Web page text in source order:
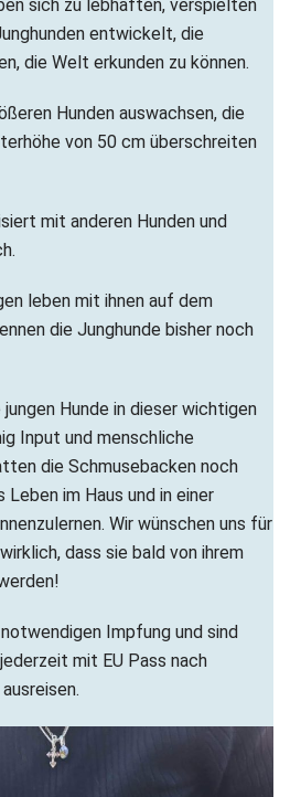
sich zu lebhaften, verspielten
entwickelt, die
die Welt erkunden zu können.
Hunden auswachsen, die
von 50 cm überschreiten
mit anderen Hunden und
leben mit ihnen auf dem
die Junghunde bisher noch
Hunde in dieser wichtigen
Input und menschliche
die Schmusebacken noch
im Haus und in einer
Wir wünschen uns für
dass sie bald von ihrem
Impfung und sind
mit EU Pass nach